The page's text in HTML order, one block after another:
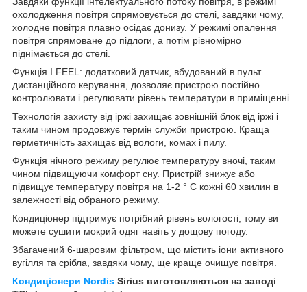
охолодження повітря спрямовується до стелі, завдяки чому,
холодне повітря плавно осідає донизу. У режимі опалення
повітря спрямоване до підлоги, а потім рівномірно
піднімається до стелі.
Функція I FEEL: додатковий датчик, вбудований в пульт
дистанційного керування, дозволяє пристрою постійно
контролювати і регулювати рівень температури в приміщенні.
Технологія захисту від іржі захищає зовнішній блок від іржі і
таким чином продовжує термін служби пристрою. Краща
герметичність захищає від вологи, комах і пилу.
Функція нічного режиму регулює температуру вночі, таким
чином підвищуючи комфорт сну. Пристрій знижує або
підвищує температуру повітря на 1-2 ° C кожні 60 хвилин в
залежності від обраного режиму.
Кондиціонер підтримує потрібний рівень вологості, тому ви
можете сушити мокрий одяг навіть у дощову погоду.
Збагачений 6-шаровим фільтром, що містить іони активного
вугілля та срібла, завдяки чому, ще краще очищує повітря.
Кондиціонери Nordis Sirius виготовляються на заводі